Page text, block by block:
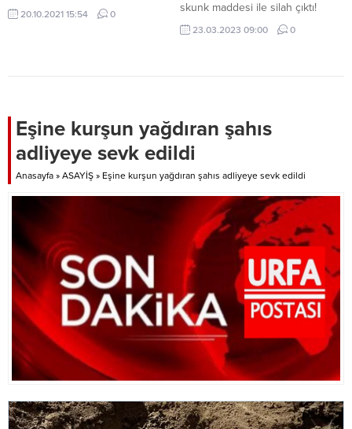
20.10.2021 15:54 0
skunk maddesi ile silah çıktı!
23.03.2023 09:00 0
Eşine kurşun yağdıran şahıs
adliyeye sevk edildi
Anasayfa » ASAYİŞ » Eşine kurşun yağdıran şahıs adliyeye sevk edildi